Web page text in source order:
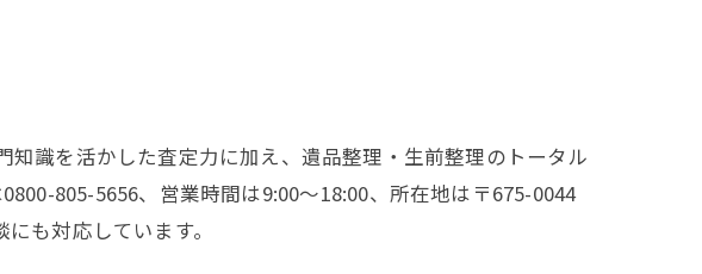
識を活かした査定力に加え、遺品整理・生前整理のトータル
805-5656、営業時間は9:00～18:00、所在地は〒675-0044
も対応しています。